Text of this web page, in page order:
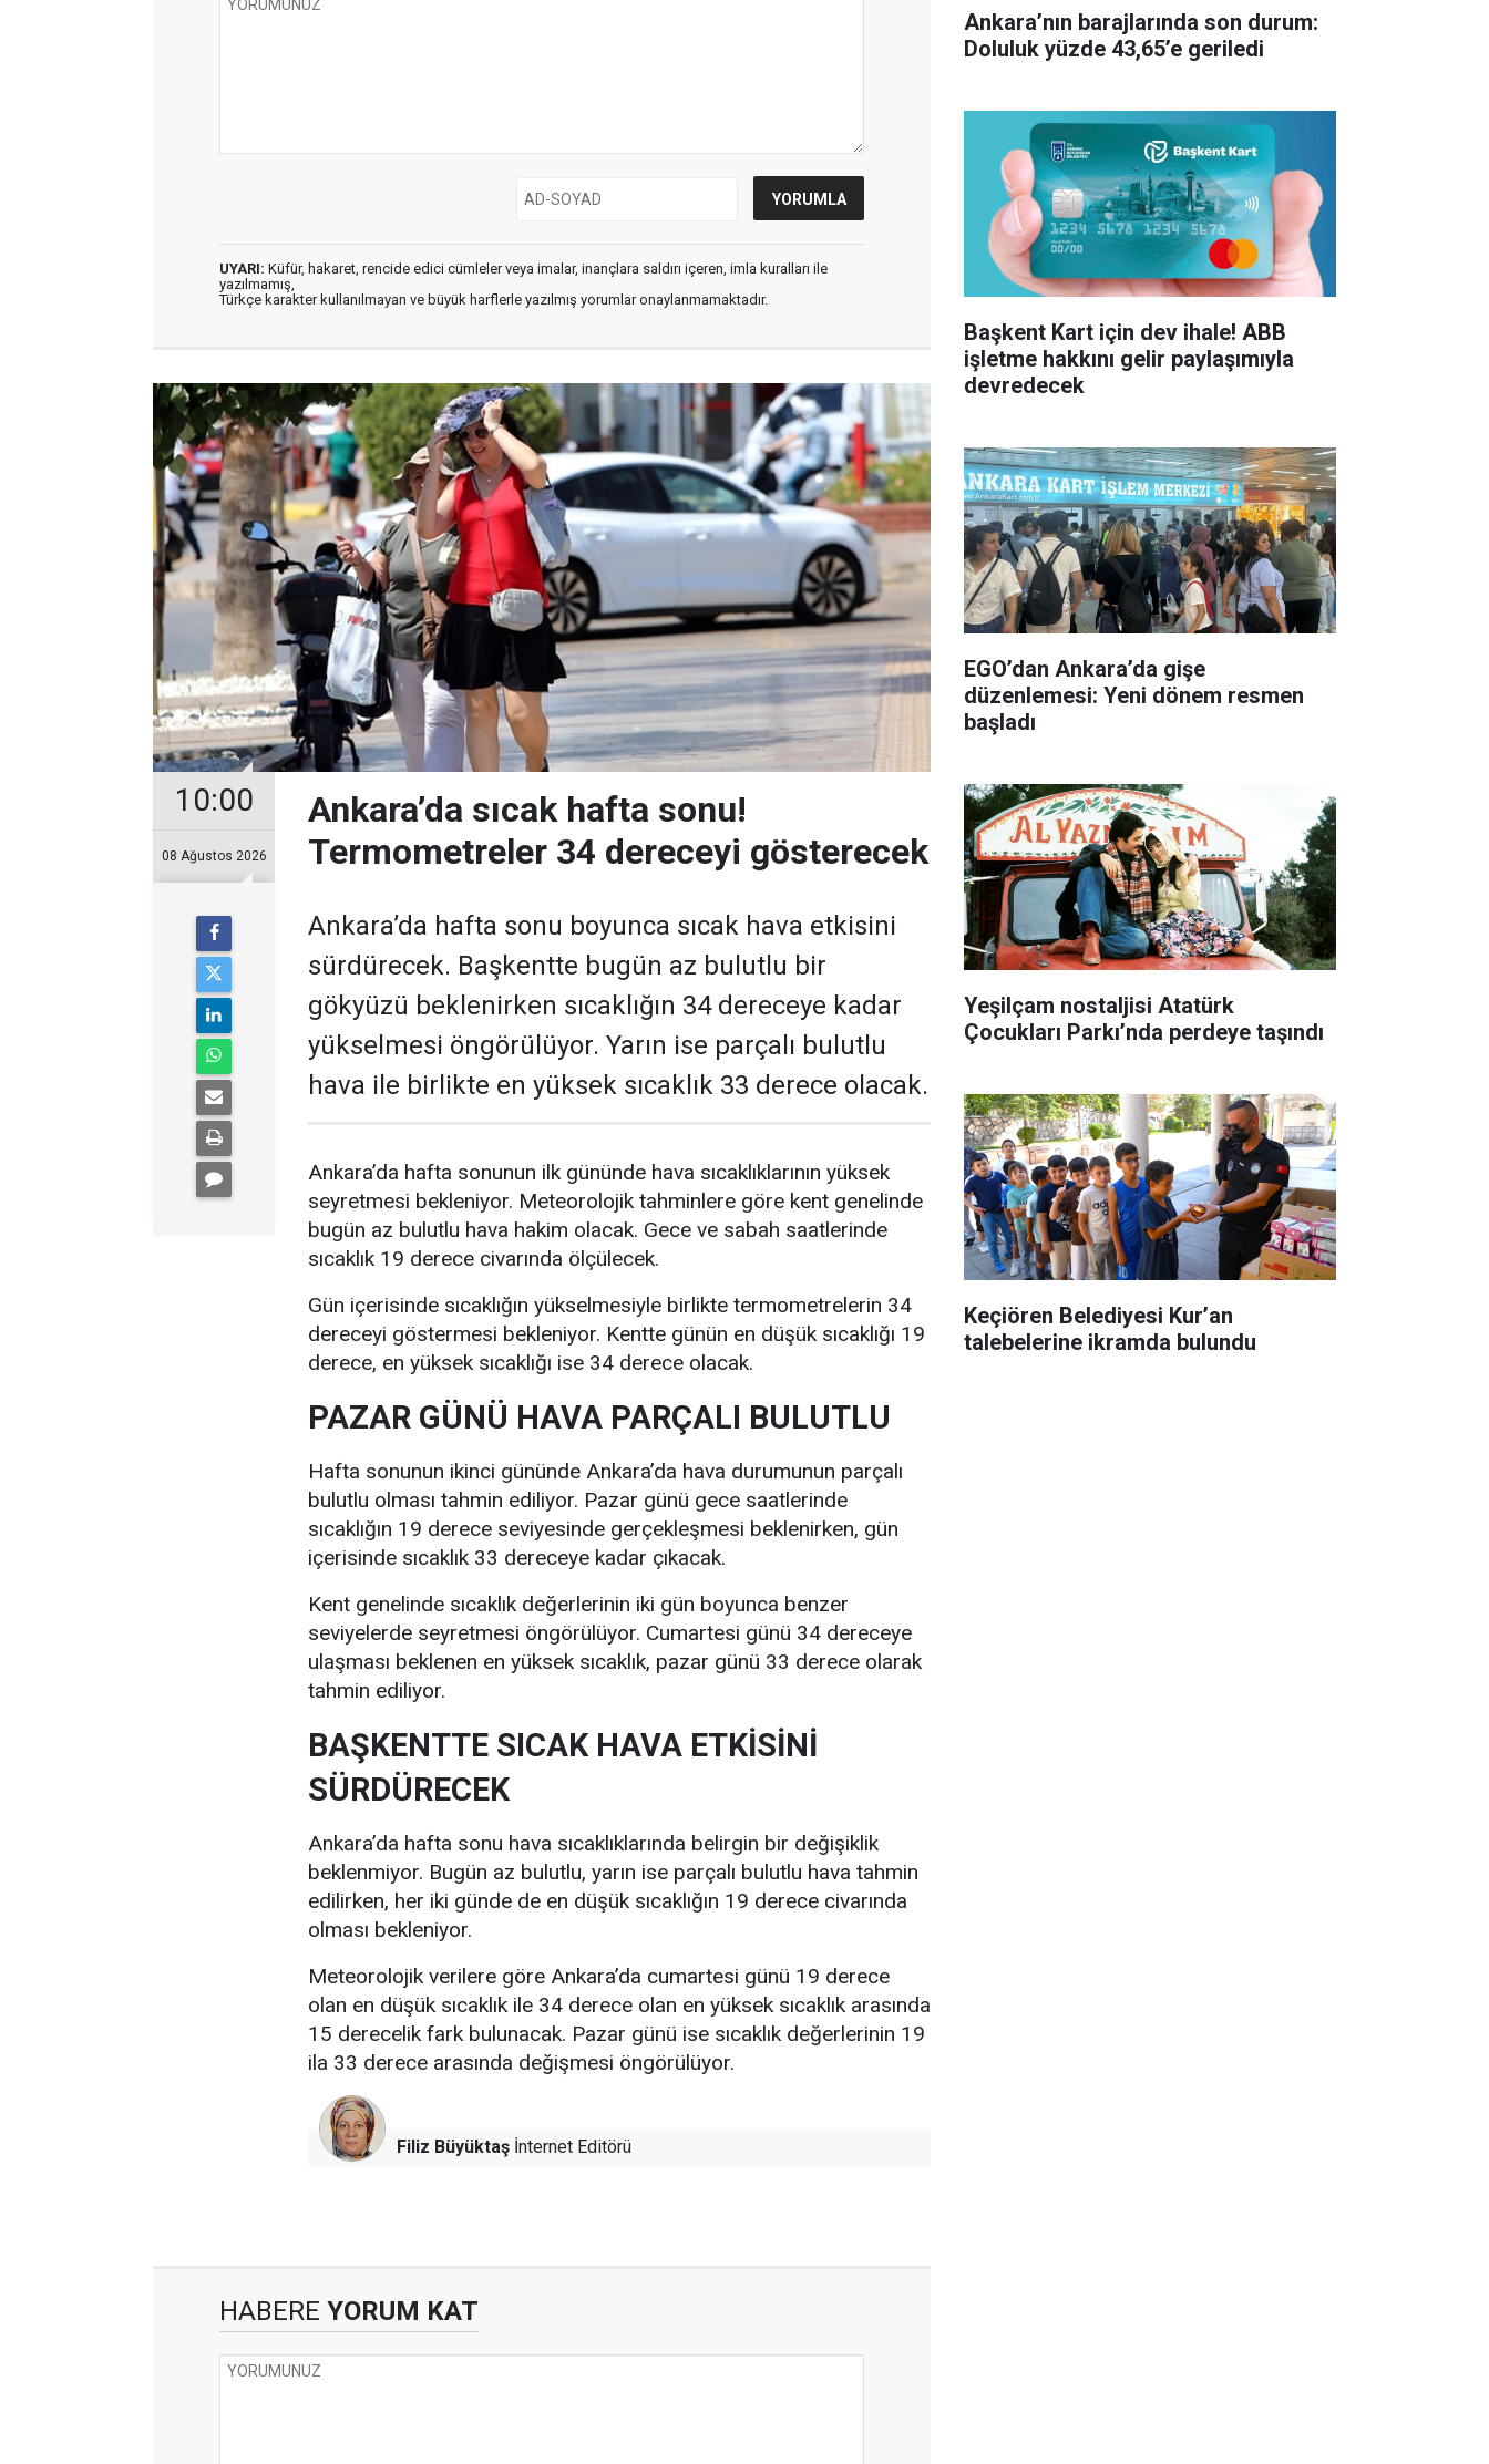
UYARI: Küfür, hakaret, rencide edici cümleler veya imalar, inançlara saldırı içeren, imla kuralları ile
yazılmamış,
Türkçe karakter kullanılmayan ve büyük harflerle yazılmış yorumlar onaylanmamaktadır.
10:00
08 Ağustos 2026
Ankara’da sıcak hafta sonu!
Termometreler 34 dereceyi gösterecek
Ankara’da hafta sonu boyunca sıcak hava etkisini
sürdürecek. Başkentte bugün az bulutlu bir
gökyüzü beklenirken sıcaklığın 34 dereceye kadar
yükselmesi öngörülüyor. Yarın ise parçalı bulutlu
hava ile birlikte en yüksek sıcaklık 33 derece olacak.
Ankara’da hafta sonunun ilk gününde hava sıcaklıklarının yüksek
seyretmesi bekleniyor. Meteorolojik tahminlere göre kent genelinde
bugün az bulutlu hava hakim olacak. Gece ve sabah saatlerinde
sıcaklık 19 derece civarında ölçülecek.
Gün içerisinde sıcaklığın yükselmesiyle birlikte termometrelerin 34
dereceyi göstermesi bekleniyor. Kentte günün en düşük sıcaklığı 19
derece, en yüksek sıcaklığı ise 34 derece olacak.
PAZAR GÜNÜ HAVA PARÇALI BULUTLU
Hafta sonunun ikinci gününde Ankara’da hava durumunun parçalı
bulutlu olması tahmin ediliyor. Pazar günü gece saatlerinde
sıcaklığın 19 derece seviyesinde gerçekleşmesi beklenirken, gün
içerisinde sıcaklık 33 dereceye kadar çıkacak.
Kent genelinde sıcaklık değerlerinin iki gün boyunca benzer
seviyelerde seyretmesi öngörülüyor. Cumartesi günü 34 dereceye
ulaşması beklenen en yüksek sıcaklık, pazar günü 33 derece olarak
tahmin ediliyor.
BAŞKENTTE SICAK HAVA ETKİSİNİ
SÜRDÜRECEK
Ankara’da hafta sonu hava sıcaklıklarında belirgin bir değişiklik
beklenmiyor. Bugün az bulutlu, yarın ise parçalı bulutlu hava tahmin
edilirken, her iki günde de en düşük sıcaklığın 19 derece civarında
olması bekleniyor.
Meteorolojik verilere göre Ankara’da cumartesi günü 19 derece
olan en düşük sıcaklık ile 34 derece olan en yüksek sıcaklık arasında
15 derecelik fark bulunacak. Pazar günü ise sıcaklık değerlerinin 19
ila 33 derece arasında değişmesi öngörülüyor.
Filiz Büyüktaş İnternet Editörü
HABERE YORUM KAT
Ankara’nın barajlarında son durum:
Doluluk yüzde 43,65’e geriledi
Başkent Kart için dev ihale! ABB
işletme hakkını gelir paylaşımıyla
devredecek
EGO’dan Ankara’da gişe
düzenlemesi: Yeni dönem resmen
başladı
Yeşilçam nostaljisi Atatürk
Çocukları Parkı’nda perdeye taşındı
Keçiören Belediyesi Kur’an
talebelerine ikramda bulundu